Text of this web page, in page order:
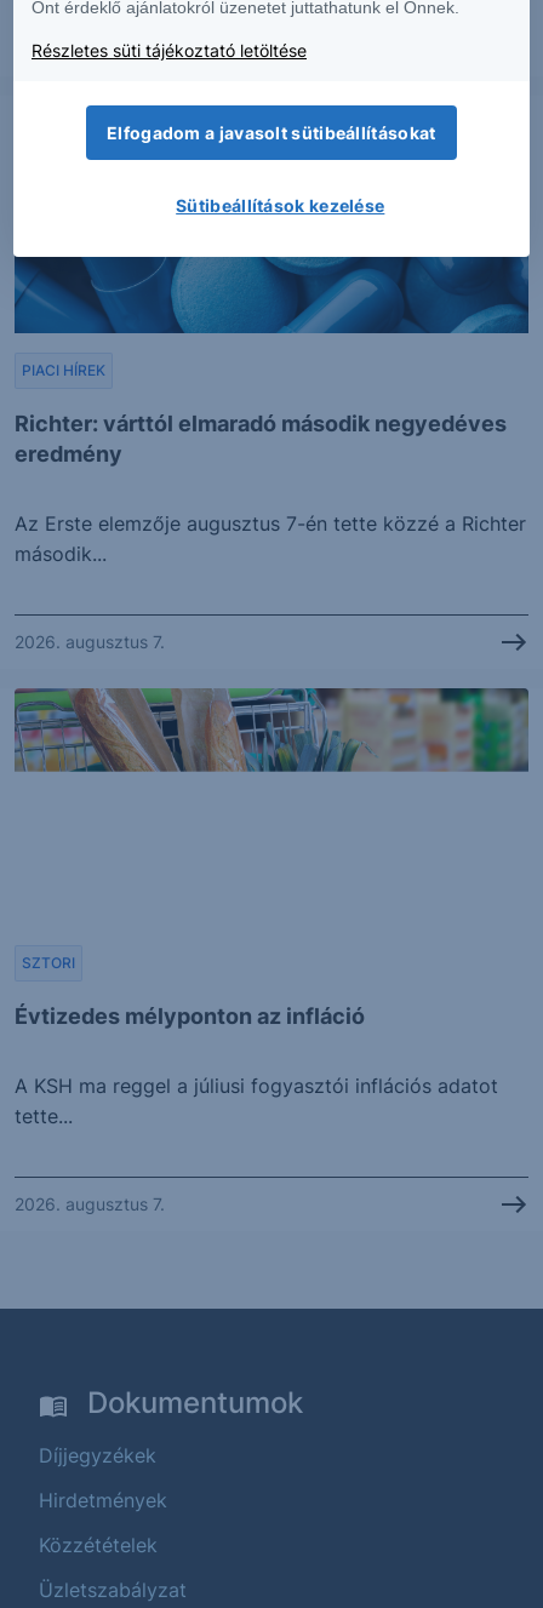
2026. augusztus 7.
Richter: várttól elmaradó második negyedéves
eredmény
PIACI HÍREK
Az Erste elemzője augusztus 7-én tette közzé a Richter
második...
2026. augusztus 7.
Évtizedes mélyponton az infláció
SZTORI
A KSH ma reggel a júliusi fogyasztói inflációs adatot
tette...
2026. augusztus 7.
Dokumentumok
Díjjegyzékek
Hirdetmények
Közzétételek
Üzletszabályzat
Önt érdeklő ajánlatokról üzenetet juttathatunk el Önnek.
Részletes süti tájékoztató letöltése
Elfogadom a javasolt sütibeállításokat
Sütibeállítások kezelése